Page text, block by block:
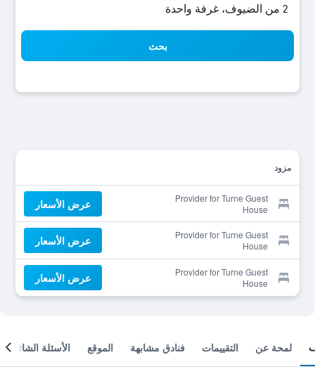
2 من الضيوف، غرفة واحدة
بحث
مزود
Provider for Turne Guest
House
عرض الأسعار
Provider for Turne Guest
House
عرض الأسعار
Provider for Turne Guest
House
عرض الأسعار
لمحة عن التقييمات فنادق مشابهة الموقع الأسئلة الشائعة